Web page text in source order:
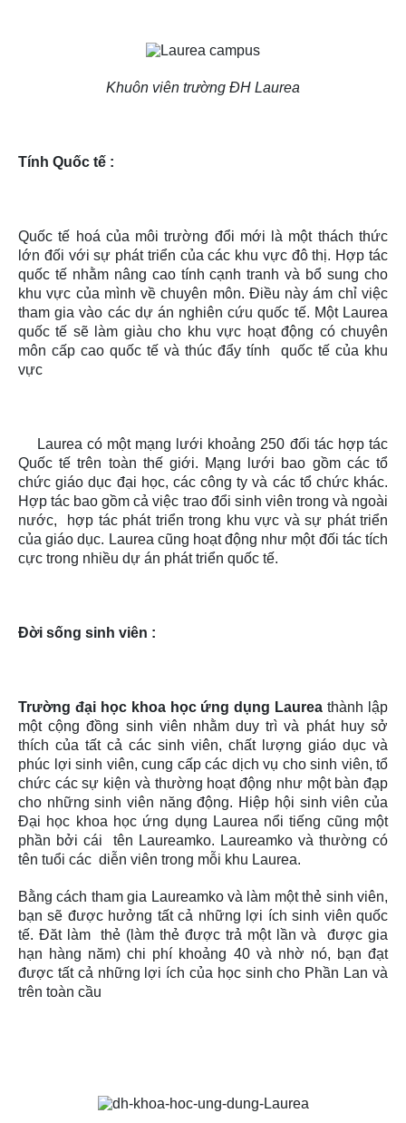
Khuôn viên trường ĐH Laurea
Tính Quốc tế :
Quốc tế hoá của môi trường đổi mới là một thách thức
lớn đối với sự phát triển của các khu vực đô thị. Hợp tác
quốc tế nhằm nâng cao tính cạnh tranh và bổ sung cho
khu vực của mình về chuyên môn. Điều này ám chỉ việc
tham gia vào các dự án nghiên cứu quốc tế. Một Laurea
quốc tế sẽ làm giàu cho khu vực hoạt động có chuyên
môn cấp cao quốc tế và thúc đẩy tính quốc tế của khu
vực
Laurea có một mạng lưới khoảng 250 đối tác hợp tác
Quốc tế trên toàn thế giới. Mạng lưới bao gồm các tổ
chức giáo dục đại học, các công ty và các tổ chức khác.
Hợp tác bao gồm cả việc trao đổi sinh viên trong và ngoài
nước, hợp tác phát triển trong khu vực và sự phát triển
của giáo dục. Laurea cũng hoạt động như một đối tác tích
cực trong nhiều dự án phát triển quốc tế.
Đời sống sinh viên :
Trường đại học khoa học ứng dụng Laurea thành lập
một cộng đồng sinh viên nhằm duy trì và phát huy sở
thích của tất cả các sinh viên, chất lượng giáo dục và
phúc lợi sinh viên, cung cấp các dịch vụ cho sinh viên, tổ
chức các sự kiện và thường hoạt động như một bàn đạp
cho những sinh viên năng động. Hiệp hội sinh viên của
Đại học khoa học ứng dụng Laurea nổi tiếng cũng một
phần bởi cái tên Laureamko. Laureamko và thường có
tên tuổi các diễn viên trong mỗi khu Laurea.
Bằng cách tham gia Laureamko và làm một thẻ sinh viên,
bạn sẽ được hưởng tất cả những lợi ích sinh viên quốc
tế. Đăt làm thẻ (làm thẻ được trả một lần và được gia
hạn hàng năm) chi phí khoảng 40 và nhờ nó, bạn đạt
được tất cả những lợi ích của học sinh cho Phần Lan và
trên toàn cầu